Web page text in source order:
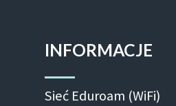
INFORMACJE
Sieć Eduroam (WiFi)